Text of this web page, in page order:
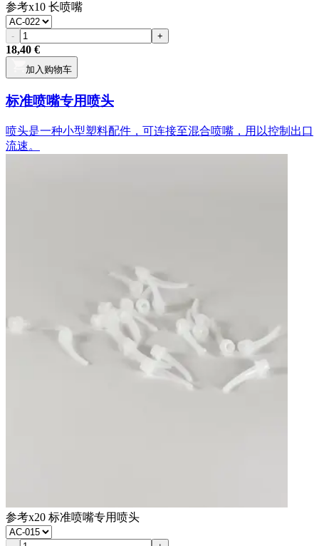
参考x10 长喷嘴
- +
18,40 €
加入购物车
标准喷嘴专用喷头
喷头是一种小型塑料配件，可连接至混合喷嘴，用以控制出口
流速。
参考x20 标准喷嘴专用喷头